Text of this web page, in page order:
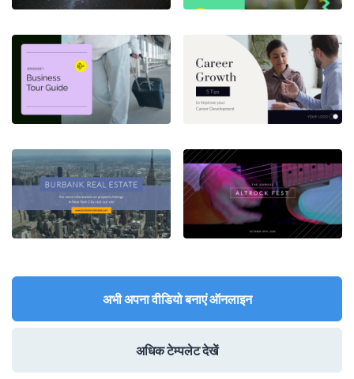
अभी अपना वीडियो बनाएं ऑनलाइन
अधिक टेम्पलेट देखें